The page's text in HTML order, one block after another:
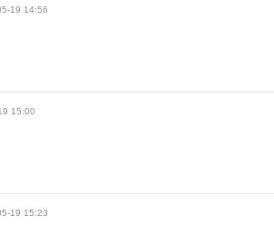
19 14:56
15:00
19 15:23